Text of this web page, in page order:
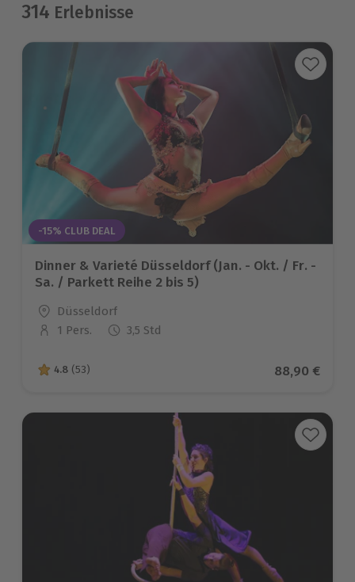
314 Erlebnisse
-15% CLUB DEAL
Dinner & Varieté Düsseldorf (Jan. - Okt. / Fr. -
Sa. / Parkett Reihe 2 bis 5)
Standort
Düsseldorf
Anzahl der Teilnehmer
1 Pers. 3,5 Std
4.8 von 5 Sternen basierend auf 53 Bewertungen
4.8 (53) Aktueller
88,90 €